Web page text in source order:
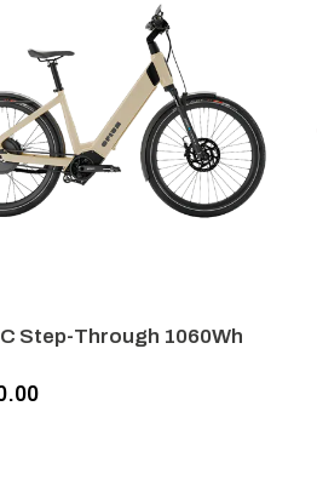
Step-Through 1060Wh